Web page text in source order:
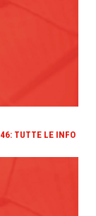
TUTTE LE INFO